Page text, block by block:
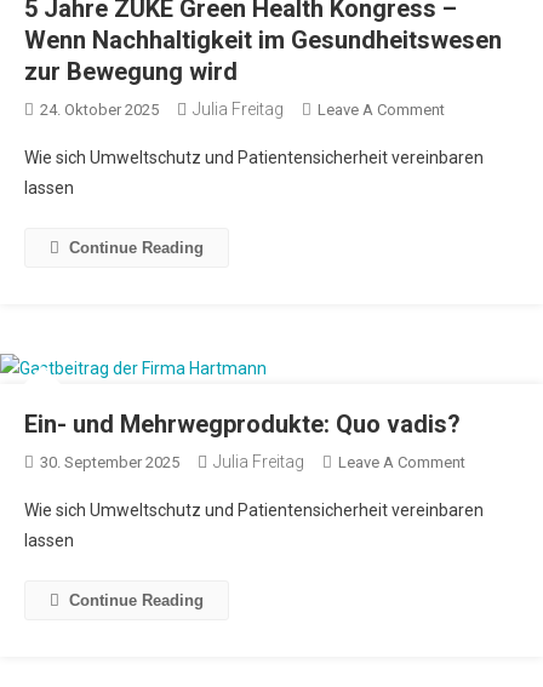
5 Jahre ZUKE Green Health Kongress –
Wenn Nachhaltigkeit im Gesundheitswesen
zur Bewegung wird
24. Oktober 2025 Julia Freitag Leave A Comment
Wie sich Umweltschutz und Patientensicherheit vereinbaren
lassen
Continue Reading
Ein- und Mehrwegprodukte: Quo vadis?
30. September 2025 Julia Freitag Leave A Comment
Wie sich Umweltschutz und Patientensicherheit vereinbaren
lassen
Continue Reading